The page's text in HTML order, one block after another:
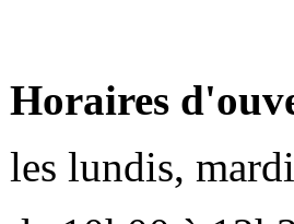
Horaires
les lundis,